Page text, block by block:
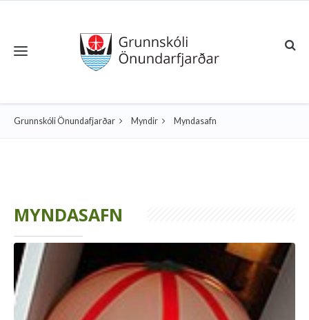
Toggle navigation
Grunnskóli Önundafjarðar Myndir Myndasafn
MYNDASAFN